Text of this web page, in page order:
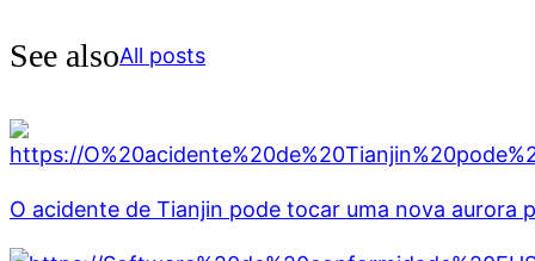
See alsoAll posts
O acidente de Tianjin pode tocar uma nova aurora